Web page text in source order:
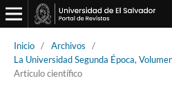
Inicio / Archivos
/
La Universidad Segunda Época,
Artículo científico